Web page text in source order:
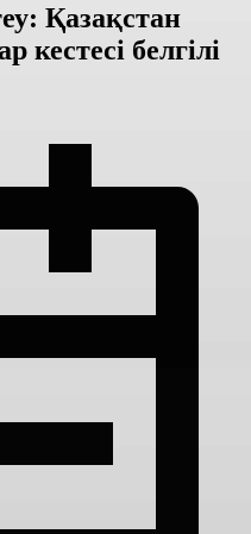
Қазақстан
белгілі